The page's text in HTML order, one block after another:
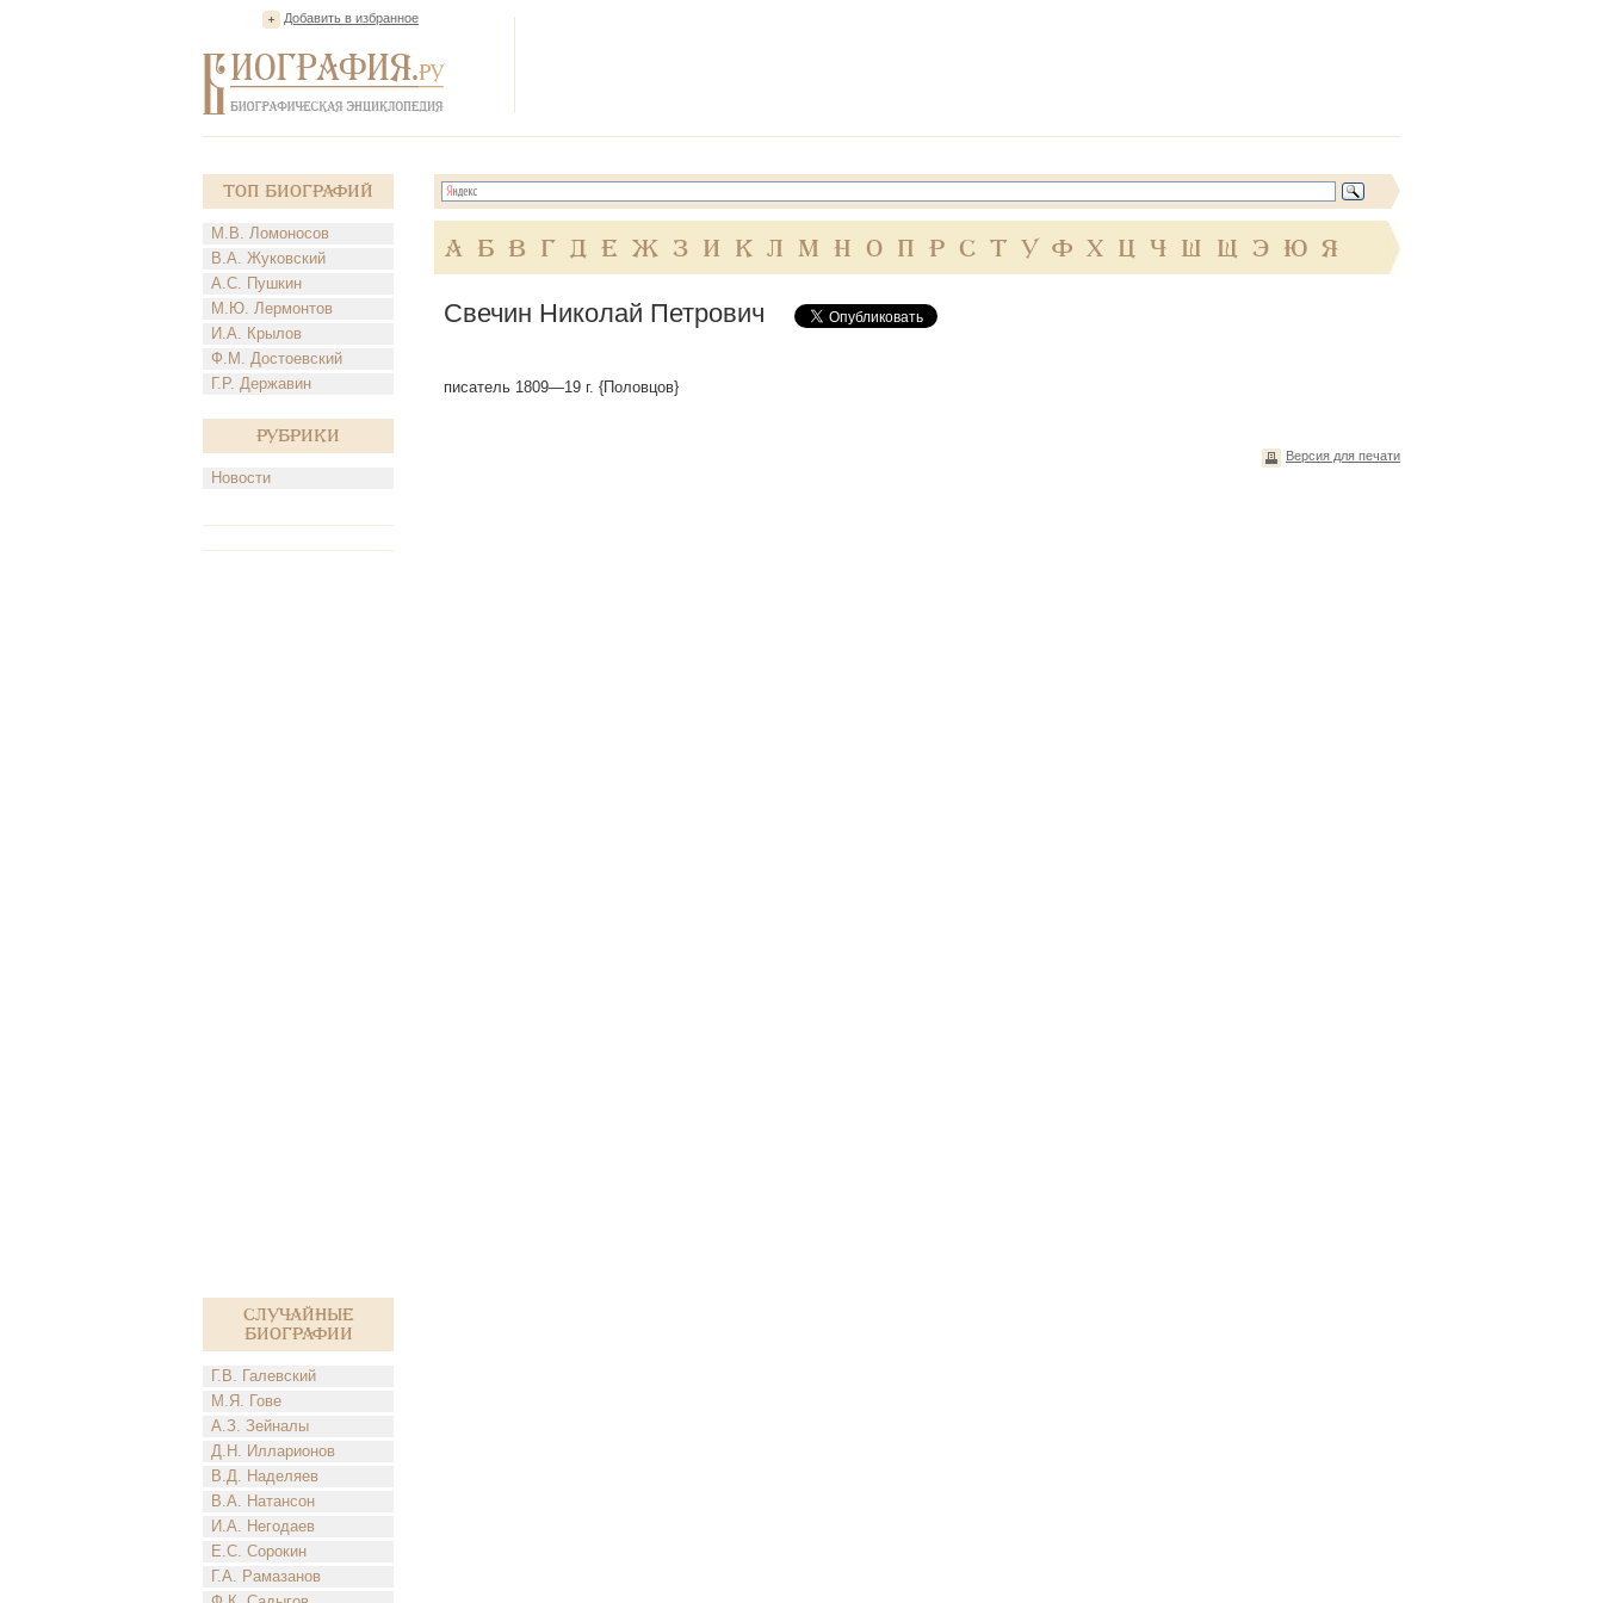
Добавить в избранное
Топ Биографий
М.В. Ломоносов
В.А. Жуковский
А.С. Пушкин
М.Ю. Лермонтов
И.А. Крылов
Ф.М. Достоевский
Г.Р. Державин
Рубрики
Новости
Случайные
биографии
Г.В. Галевский
М.Я. Гове
А.З. Зейналы
Д.Н. Илларионов
В.Д. Наделяев
В.А. Натансон
И.А. Негодаев
Е.С. Сорокин
Г.А. Рамазанов
А Б В Г Д Е Ж З И К Л М Н О П Р С Т У Ф Х Ц Ч Ш Щ Э Ю Я
Свечин Николай Петрович
писатель 1809—19 г. {Половцов}
Версия для печати